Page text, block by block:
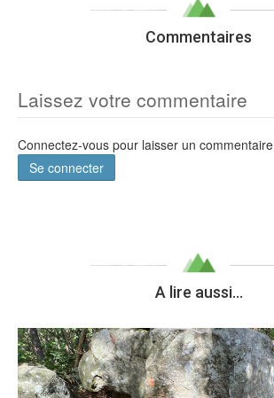
Commentaires
Laissez votre commentaire
Connectez-vous pour laisser un commentaire
Se connecter
A lire aussi...